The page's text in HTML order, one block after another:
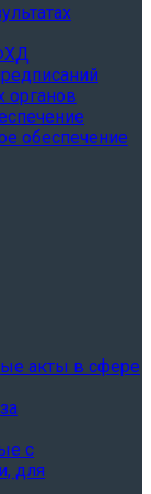
органов
обеспечение
акты в сфере
с
для